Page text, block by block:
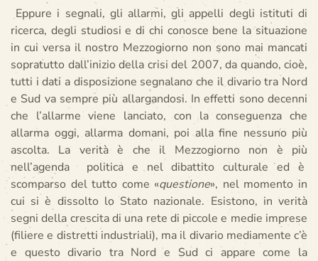
Eppure i segnali, gli allarmi, gli appelli degli istituti di
ricerca, degli studiosi e di chi conosce bene la situazione
in cui versa il nostro Mezzogiorno non sono mai mancati
sopratutto dall’inizio della crisi del 2007, da quando, cioè,
tutti i dati a disposizione segnalano che il divario tra Nord
e Sud va sempre più allargandosi. In effetti sono decenni
che l’allarme viene lanciato, con la conseguenza che
allarma oggi, allarma domani, poi alla fine nessuno più
ascolta. La verità è che il Mezzogiorno non è più
nell’agenda politica e nel dibattito culturale ed è
scomparso del tutto come «questione», nel momento in
cui si è dissolto lo Stato nazionale. Esistono, in verità
segni della crescita di una rete di piccole e medie imprese
(filiere e distretti industriali), ma il divario mediamente c’è
e questo divario tra Nord e Sud ci appare come la